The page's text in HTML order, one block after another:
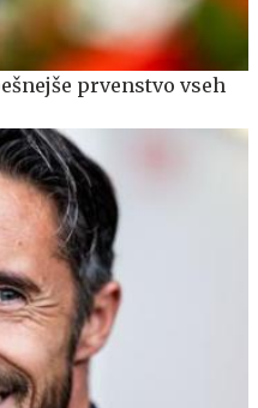
prvenstvo vseh